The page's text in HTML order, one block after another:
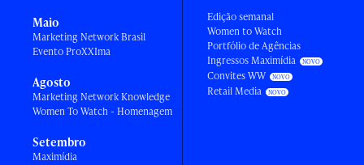
Maio
Marketing Network Brasil
Evento ProXXIma
Agosto
Marketing Network Knowledge
Women To Watch - Homenagem
Setembro
Maximídia
Edição semanal
Women to Watch
Portfólio de Agências
Ingressos Maximídia
Convites WW
Retail Media